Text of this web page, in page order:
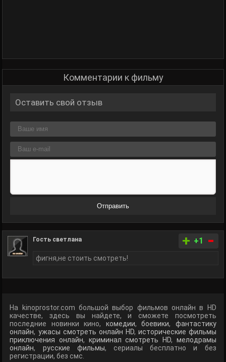
Комментарии к фильму
Оставить свой отзыв
Отправить
Гость светлана + +1 -
фигня,не стоить смотреть!
На kinoprostor.com большой выбор фильмов онлайн в HD
качестве, здесь вы найдете, и сможете посмотреть
последние новинки кино, комедии,боевики, фантастику
онлайн, ужасы смотреть онлайн HD, исторические фильмы
приключения онлайн, криминал смотреть HD, мелодрамы
онлайн, русские фильмы, сериалы бесплатно и без
регистрации, без смс.